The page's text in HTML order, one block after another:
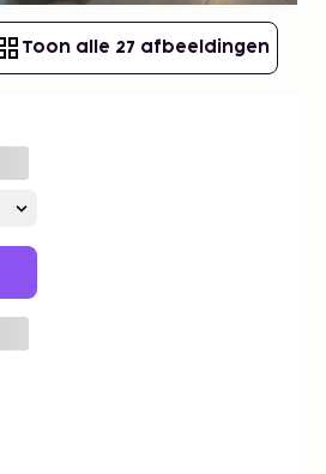
Toon alle 27 afbeeldingen